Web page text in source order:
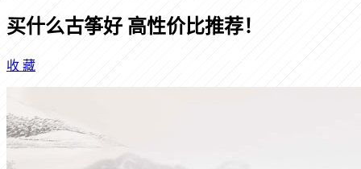
买什么古筝好 高性价比推荐！
收 藏